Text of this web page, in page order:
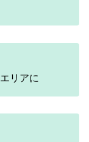
リアに